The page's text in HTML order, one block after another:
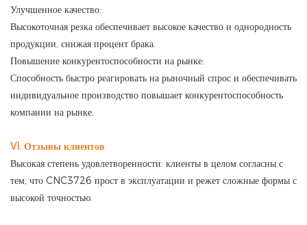
Улучшенное качество:
Высокоточная резка обеспечивает высокое качество и однородность
продукции, снижая процент брака.
Повышение конкурентоспособности на рынке:
Способность быстро реагировать на рыночный спрос и обеспечивать
индивидуальное производство повышает конкурентоспособность
компании на рынке.
VI. Отзывы клиентов
Высокая степень удовлетворенности: клиенты в целом согласны с
тем, что CNC3726 прост в эксплуатации и режет сложные формы с
высокой точностью.